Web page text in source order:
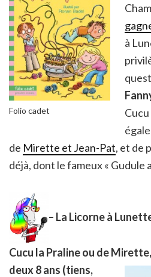
Folio cadet
à
Cucu
de Mirette et Jean-Pat, et de
déjà, dont le fameux « Gudule
– La Licorne à
Cucu la Praline ou de
deux 8 ans (tiens,